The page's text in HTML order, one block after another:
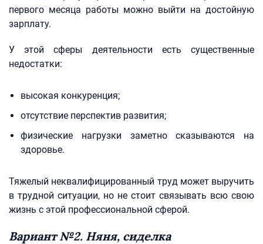
первого месяца работы можно выйти на достойную
зарплату.
У этой сферы деятельности есть существенные
недостатки:
высокая конкуренция;
отсутствие перспектив развития;
физические нагрузки заметно сказываются на
здоровье.
Тяжелый неквалифицированный труд может выручить
в трудной ситуации, но не стоит связывать всю свою
жизнь с этой профессиональной сферой.
Вариант №2. Няня, сиделка